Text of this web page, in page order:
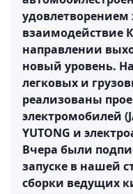
удовлетворением
взаимодействие
направлении
новый уровень.
легковых и
реализованы
электромобилей
YUTONG и
Вчера были
запуске в нашей
сборки ведущих